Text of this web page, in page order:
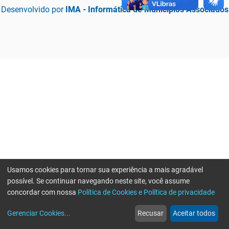
Desenvolvido por IMA - Informática de Municípios Associados
web
Notícias
more_horiz
Mais
Usamos cookies para tornar sua experiência a mais agradável
possível. Se continuar navegando neste site, você assume
concordar com nossa Política de Cookies e Política de privacidade
Gerenciar Cookies... Recusar Aceitar todos
Erro ao enviar informações, por favor tente novamente